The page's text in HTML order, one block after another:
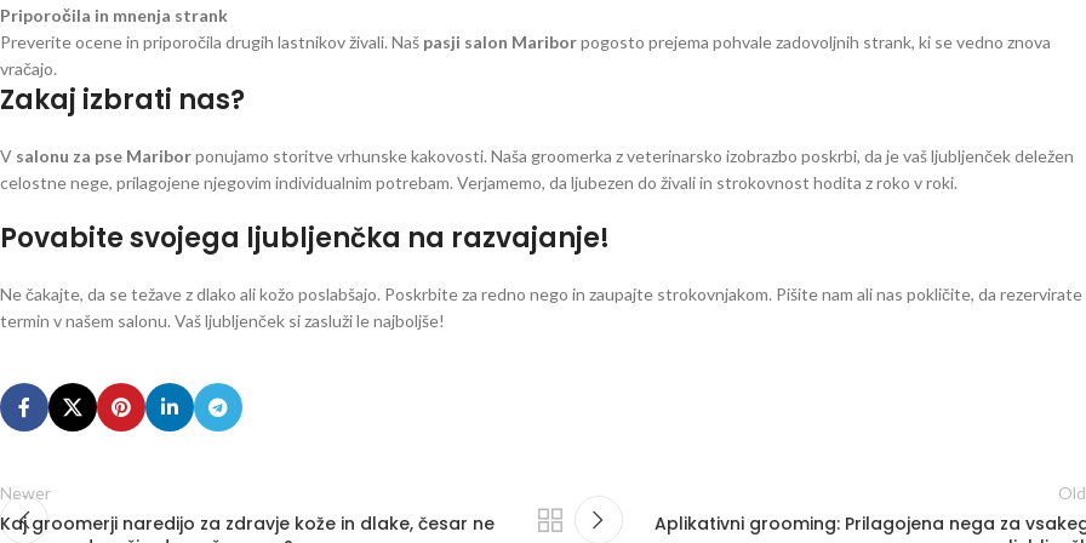
Priporočila in mnenja strank
Preverite ocene in priporočila drugih lastnikov živali. Naš pasji salon Mariborpogosto prejema pohvale zadovoljnih strank, ki se vedno znova
vračajo.
Zakaj izbrati nas?
V salonu za pse Mariborponujamo storitve vrhunske kakovosti. Naša groomerka z veterinarsko izobrazbo poskrbi, da je vaš ljubljenček deležen
celostne nege, prilagojene njegovim individualnim potrebam. Verjamemo, da ljubezen do živali in strokovnost hodita z roko v roki.
Povabite svojega ljubljenčka na razvajanje!
Ne čakajte, da se težave z dlako ali kožo poslabšajo. Poskrbite za redno nego in zaupajte strokovnjakom. Pišite nam ali nas pokličite, da rezervirate
termin v našem salonu. Vaš ljubljenček si zasluži le najboljše!
Newer
Kaj groomerji naredijo za zdravje kože in dlake, česar ne
Aplikativni grooming: Prilagojena nega za